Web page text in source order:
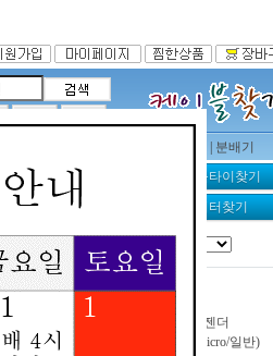
분배기
허브랙 or 서버랙찾기
케이블타이찾기
외장 하드 or NAS찾기 컨버터찾기
A/V Y형 젠더 타입
광오디오(옵티컬) 젠더
HDMI젠더(Mini/Micro/일반)